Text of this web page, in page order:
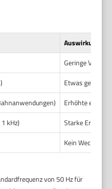
Auswirkung
Geringe
Etwas
Erhöhte
kHz)
Starke
Kein
von 50 Hz für